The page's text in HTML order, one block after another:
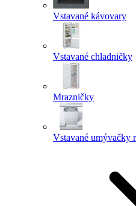
Vstavané kávovary
Vstavané chladničky
Mrazničky
Vstavané umývačky